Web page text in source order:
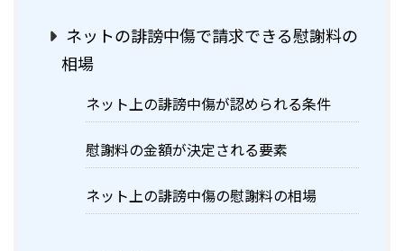
ネットの誹謗中傷で請求できる慰謝料の
相場
ネット上の誹謗中傷が認められる条件
慰謝料の金額が決定される要素
ネット上の誹謗中傷の慰謝料の相場